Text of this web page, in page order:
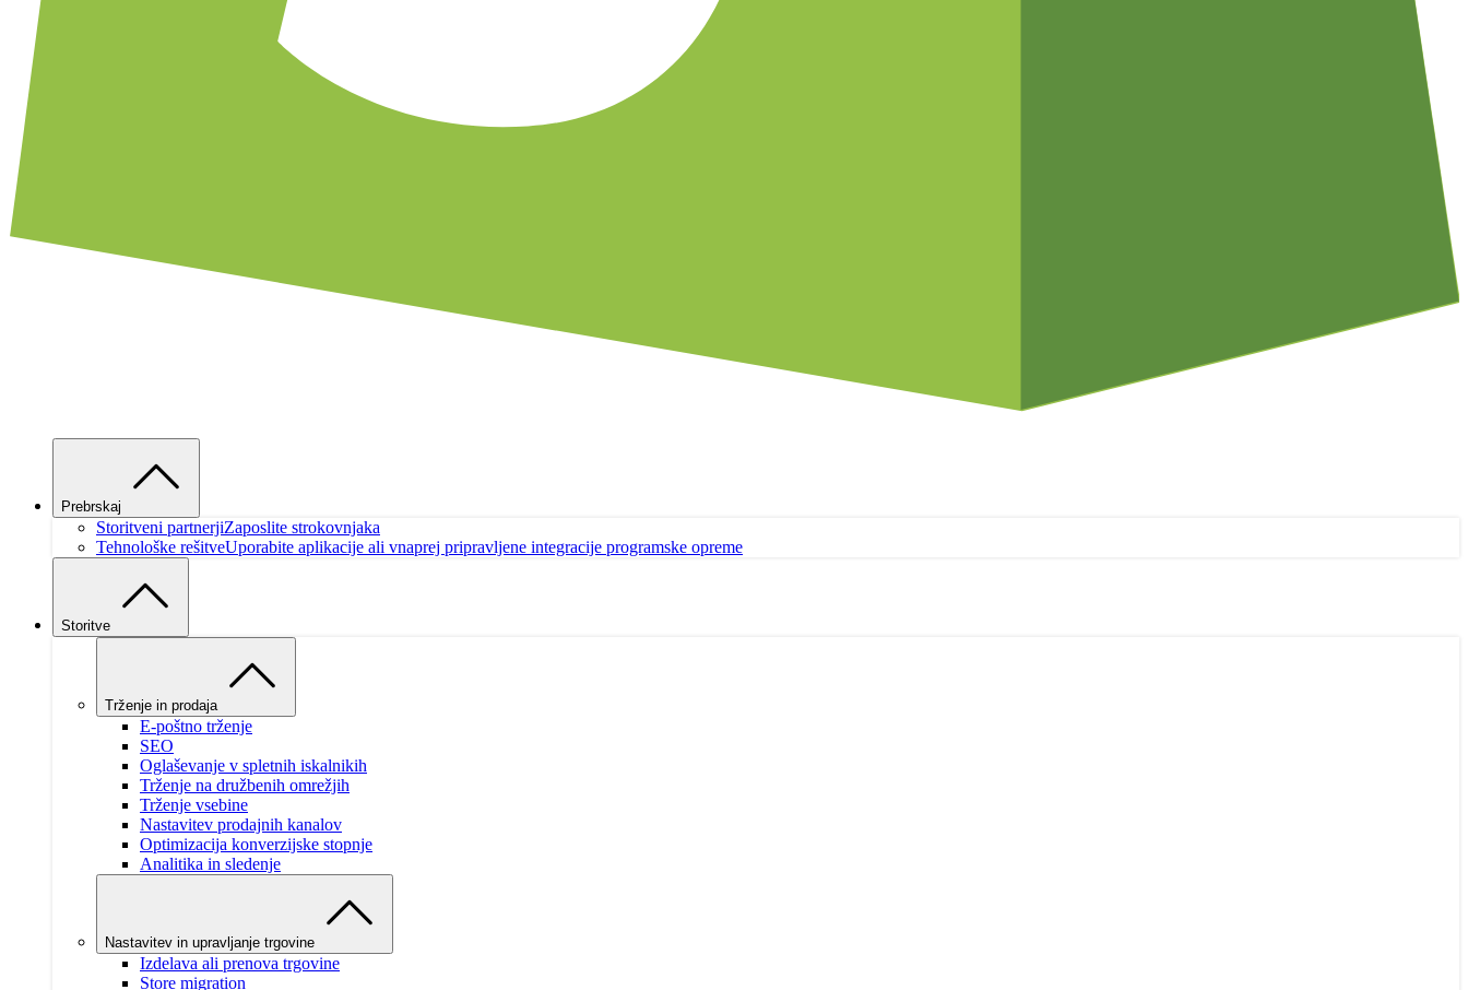
Prebrskaj
Storitveni partnerjiZaposlite strokovnjaka
Tehnološke rešitveUporabite aplikacije ali vnaprej pripravljene integracije programske opreme
Storitve
Trženje in prodaja
E-poštno trženje
SEO
Oglaševanje v spletnih iskalnikih
Trženje na družbenih omrežjih
Trženje vsebine
Nastavitev prodajnih kanalov
Optimizacija konverzijske stopnje
Analitika in sledenje
Nastavitev in upravljanje trgovine
Izdelava ali prenova trgovine
Store migration